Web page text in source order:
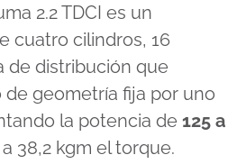
2.2 TDCI es un
cuatro cilindros, 16
de distribución que
geometría fija por uno
la potencia de 125 a
a 38,2 kgm el torque.